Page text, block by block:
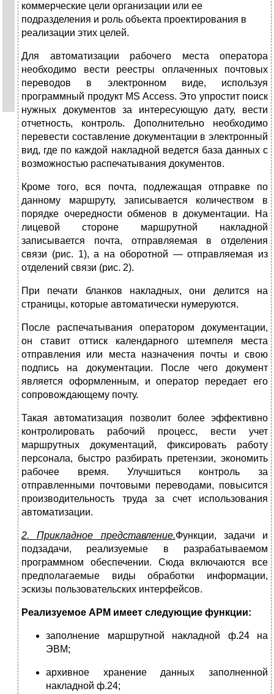
коммерческие цели организации или ее
подразделения и роль объекта проектирования в
реализации этих целей.
Для автоматизации рабочего места оператора
необходимо вести реестры оплаченных почтовых
переводов в электронном виде, используя
программный продукт MS Access. Это упростит поиск
нужных документов за интересующую дату, вести
отчетность, контроль. Дополнительно необходимо
перевести составление документации в электронный
вид, где по каждой накладной ведется база данных с
возможностью распечатывания документов.
Кроме того, вся почта, подлежащая отправке по
данному маршруту, записывается количе­ством в
порядке очередности обменов в документации. На
лицевой стороне маршрутной накладной
записывается почта, отправ­ляемая в отделения
связи (рис. 1), а на оборотной — отправляемая из
отделений связи (рис. 2).
При печати бланков накладных, они делится на
страницы, которые автоматически нумеруются.
После распечатывания оператором документации,
он ставит оттиск календарного штемпеля места
отправления или места назначения почты и свою
подпись на документации. После чего документ
является оформленным, и оператор передает его
сопровождающему почту.
Такая автоматизация позволит более эффективно
контролировать рабочий процесс, вести учет
маршрутных документаций, фиксировать работу
персонала, быстро разбирать претензии, экономить
рабочее время. Улучшиться контроль за
отправленными почтовыми переводами, повысится
производительность труда за счет использования
автоматизации.
2.Прикладное представление.Функции, задачи и
подзадачи, реализуемые в разрабатываемом
программном обеспечении. Сюда включаются все
предполагаемые виды обработки информации,
эскизы пользовательских интерфейсов.
Реализуемое АРМ имеет следующие функции:
заполнение маршрутной накладной ф.24 на
ЭВМ;
архивное хранение данных заполненной
накладной ф.24;